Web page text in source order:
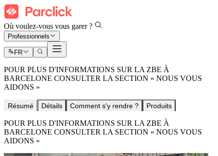
Où voulez-vous vous garer ?
Professionnels
FR
POUR PLUS D'INFORMATIONS SUR LA ZBE À
BARCELONE CONSULTER LA SECTION « NOUS VOUS
AIDONS »
Résumé Détails Comment s'y rendre ? Produits
POUR PLUS D'INFORMATIONS SUR LA ZBE À
BARCELONE CONSULTER LA SECTION « NOUS VOUS
AIDONS »